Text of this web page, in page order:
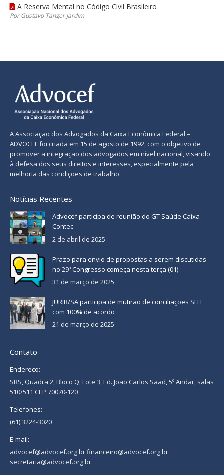
A Reserva Mental no Código Civil Brasileiro
Por Gustavo Tanger Jardim
A Associação dos Advogados da Caixa Econômica Federal –
ADVOCEF foi criada em 15 de agosto de 1992, com o objetivo de
promover a integração dos advogados em nível nacional, visando
à defesa dos seus direitos e interesses, especialmente pela
melhoria das condições de trabalho.
Notícias Recentes
Advocef participa de reunião do GT Saúde Caixa
Contec
2 de abril de 2025
Prazo para envio de propostas a serem discutidas
no 29º Congresso começa nesta terça (01)
31 de março de 2025
JURIR/SA participa de mutirão de conciliações SFH
com 100% de acordo
21 de março de 2025
Contato
Endereço:
SBS, Quadra 2, Bloco Q, Lote 3, Ed. João Carlos Saad, 5º Andar, salas
510/511 CEP 70070-120
Telefones:
(61) 3224-3020
E-mail:
advocef@advocef.org.br financeiro@advocef.org.br
secretaria@advocef.org.br